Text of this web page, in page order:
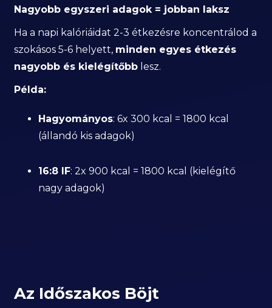
Nagyobb egyszeri adagok = jobban laksz
Ha a napi kalóriáidat 2-3 étkezésre koncentrálod a
szokásos 5-6 helyett, minden egyes étkezés
nagyobb és kielégítőbb lesz.
Példa:
Hagyományos: 6x 300 kcal = 1800 kcal
(állandó kis adagok)
16:8 IF: 2x 900 kcal = 1800 kcal (kielégítő
nagy adagok)
Az Időszakos Böjt